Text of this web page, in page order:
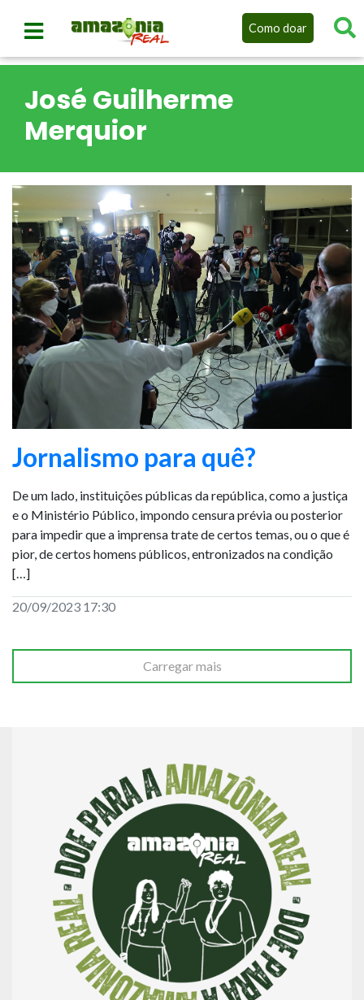
Como doar
José Guilherme
Merquior
Jornalismo para quê?
De um lado, instituições públicas da república, como a justiça
e o Ministério Público, impondo censura prévia ou posterior
para impedir que a imprensa trate de certos temas, ou o que é
pior, de certos homens públicos, entronizados na condição
[…]
20/09/2023 17:30
Carregar mais